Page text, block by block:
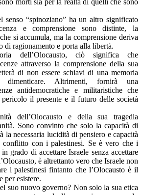
morti sia per la realtà di quelli che sono
senso “spinoziano” ha un altro significato
e comprensione sono distinte, la
si accumula, ma la comprensione deriva
di ragionamento e porta alla libertà.
dell’Olocausto, ciò significa che
attraverso la comprensione della sua
di non essere schiavi di una memoria
Altrimenti, fornirà una
antidemocratiche e militaristiche che
il presente e il futuro delle società
dell’Olocausto e della sua tragedia
Sono convinto che solo la capacità di
la necessaria lucidità di pensiero e capacità
con i palestinesi. Se è vero che i
grado di accettare Israele senza accettare
è altrettanto vero che Israele non
i palestinesi fintanto che l’Olocausto è il
per esistere.
suo nuovo governo? Non solo la sua etica